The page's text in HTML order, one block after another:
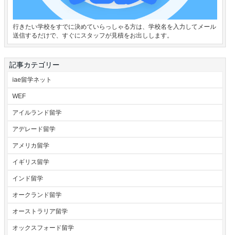
行きたい学校をすでに決めていらっしゃる方は、学校名を入力してメール
送信するだけで、すぐにスタッフが見積をお出しします。
記事カテゴリー
iae留学ネット
WEF
アイルランド留学
アデレード留学
アメリカ留学
イギリス留学
インド留学
オークランド留学
オーストラリア留学
オックスフォード留学